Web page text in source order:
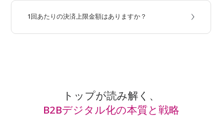
せん。インボイスの額面全額での決済をお願いいたします。
1回あたりの決済上限金額はありますか？
›
トップが読み解く、
B2Bデジタル化の本質と戦略